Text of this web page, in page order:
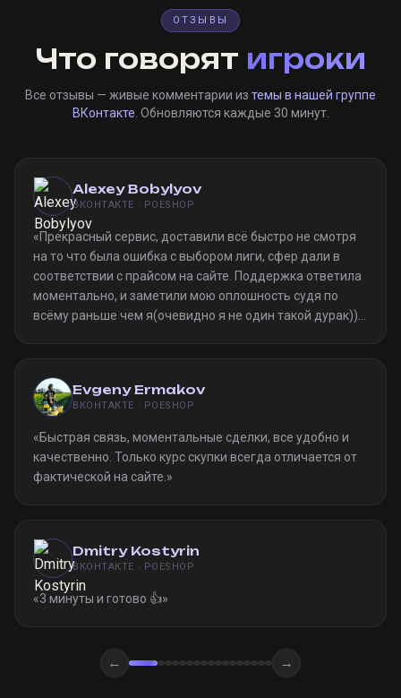
ОТЗЫВЫ
Что говорят игроки
Все отзывы — живые комментарии из темы в нашей группе
ВКонтакте. Обновляются каждые 30 минут.
Alexey Bobylyov
ВКОНТАКТЕ · POESHOP
«Прекрасный сервис, доставили всё быстро не смотря
на то что была ошибка с выбором лиги, сфер дали в
соответствии с прайсом на сайте. Поддержка ответила
моментально, и заметили мою оплошность судя по
всёму раньше чем я(очевидно я не один такой дурак)).
Evgeny Ermakov
ВКОНТАКТЕ · POESHOP
«Быстрая связь, моментальные сделки, все удобно и
качественно. Только курс скупки всегда отличается от
фактической на сайте.»
Dmitry Kostyrin
ВКОНТАКТЕ · POESHOP
«3 минуты и готово 👍»
← →